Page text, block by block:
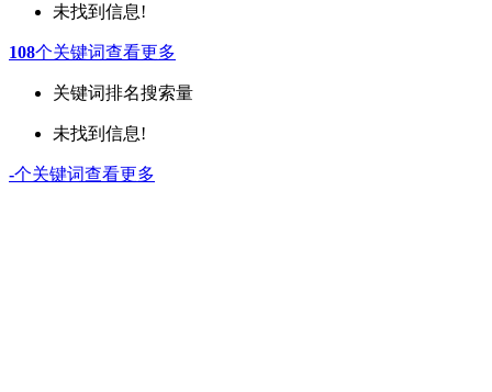
未找到信息!
108个关键词查看更多
关键词排名搜索量
未找到信息!
-个关键词查看更多